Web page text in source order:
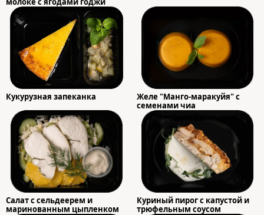
Кукурузная запеканка
Желе "Манго-маракуйя" с
семенами чиа
Салат с сельдеерем и
маринованным цыпленком
Куриный пирог с капустой и
трюфельным соусом